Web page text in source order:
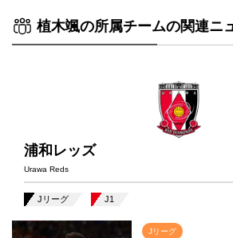
植木颯の所属チームの関連ニ
浦和レッズ
Urawa Reds
Jリーグ J1
Jリーグ